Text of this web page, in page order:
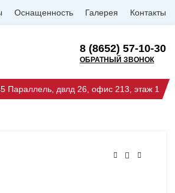
Оснащенность Галерея Контакты
8 (8652) 57-10-30
ОБРАТНЫЙ ЗВОНОК
Параллель, двлд 26, офис 213, этаж 1